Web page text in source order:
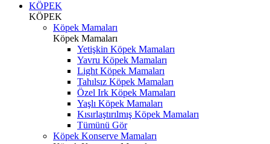
KÖPEK
KÖPEK
Köpek Mamaları
Köpek Mamaları
Yetişkin Köpek Mamaları
Yavru Köpek Mamaları
Light Köpek Mamaları
Tahılsız Köpek Mamaları
Özel Irk Köpek Mamaları
Yaşlı Köpek Mamaları
Kısırlaştırılmış Köpek Mamaları
Tümünü Gör
Köpek Konserve Mamaları